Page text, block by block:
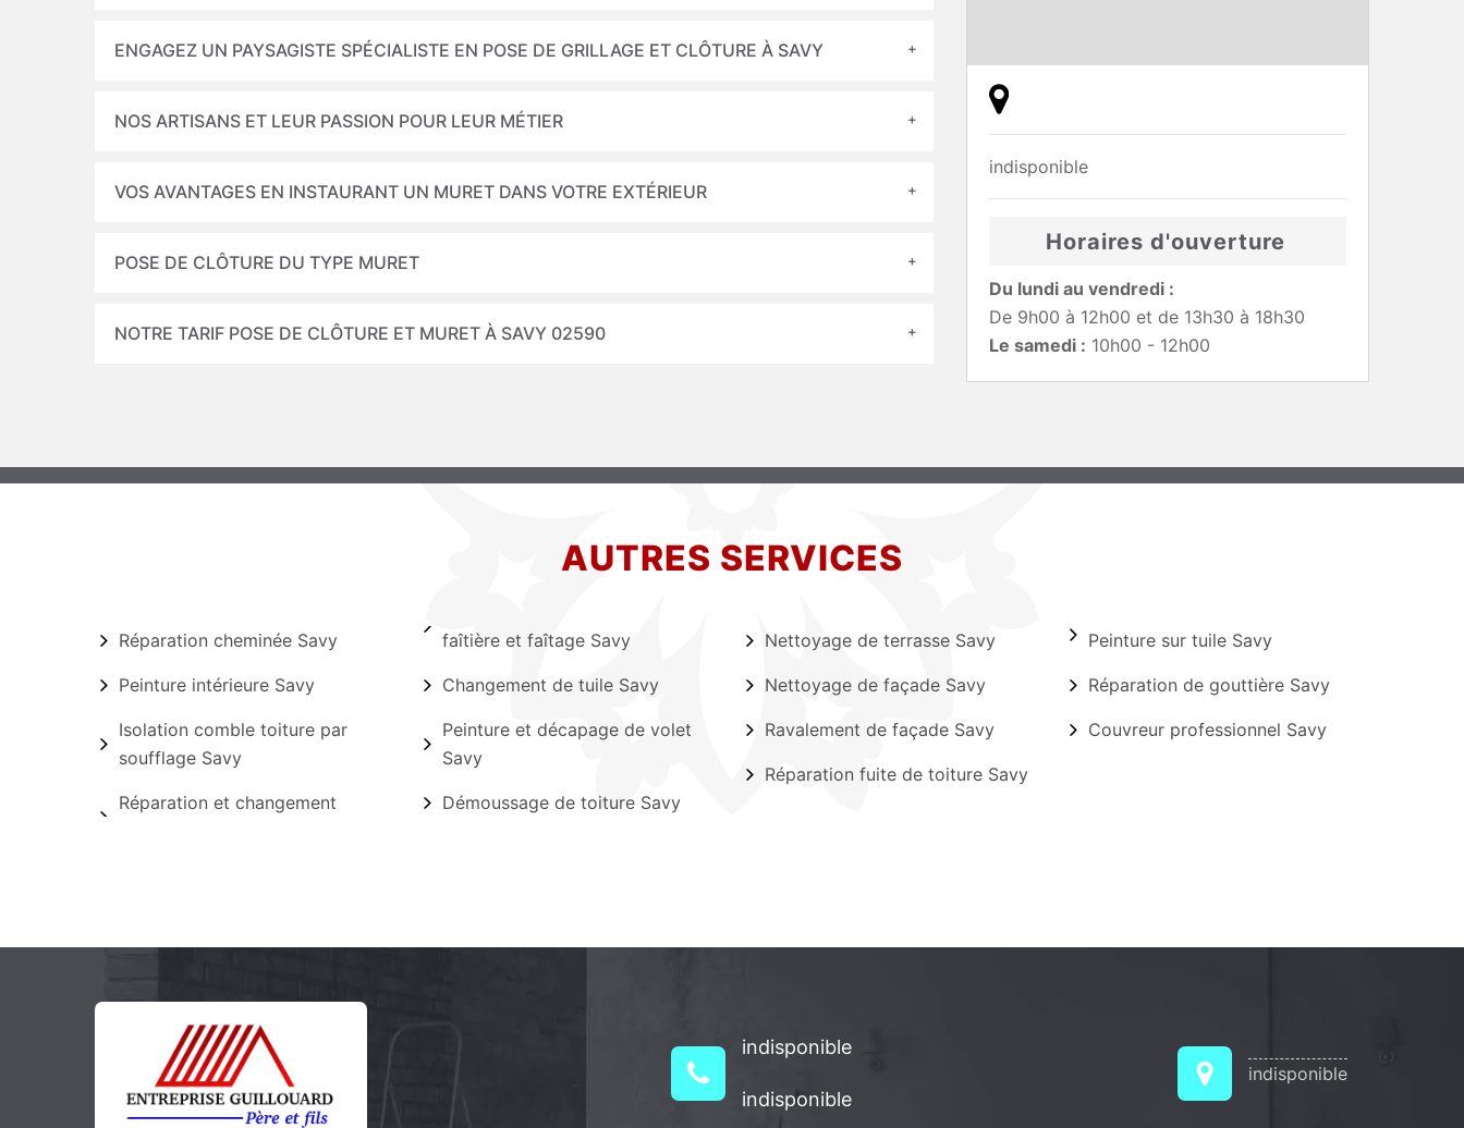
ENGAGEZ UN PAYSAGISTE SPÉCIALISTE EN POSE DE GRILLAGE ET CLÔTURE À SAVY
NOS ARTISANS ET LEUR PASSION POUR LEUR MÉTIER
VOS AVANTAGES EN INSTAURANT UN MURET DANS VOTRE EXTÉRIEUR
POSE DE CLÔTURE DU TYPE MURET
NOTRE TARIF POSE DE CLÔTURE ET MURET À SAVY 02590
indisponible
Horaires d'ouverture
Du lundi au vendredi :
De 9h00 à 12h00 et de 13h30 à 18h30
Le samedi : 10h00 - 12h00
AUTRES SERVICES
Réparation cheminée Savy
Peinture intérieure Savy
Isolation comble toiture par
soufflage Savy
Réparation et changement
faîtière et faîtage Savy
Changement de tuile Savy
Peinture et décapage de volet
Savy
Démoussage de toiture Savy
Nettoyage de terrasse Savy
Nettoyage de façade Savy
Ravalement de façade Savy
Réparation fuite de toiture Savy
Peinture sur tuile Savy
Réparation de gouttière Savy
Couvreur professionnel Savy
indisponible
indisponible
indisponible